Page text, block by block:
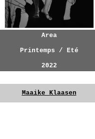
Area
Printemps / Eté
2022
Maaike Klaasen